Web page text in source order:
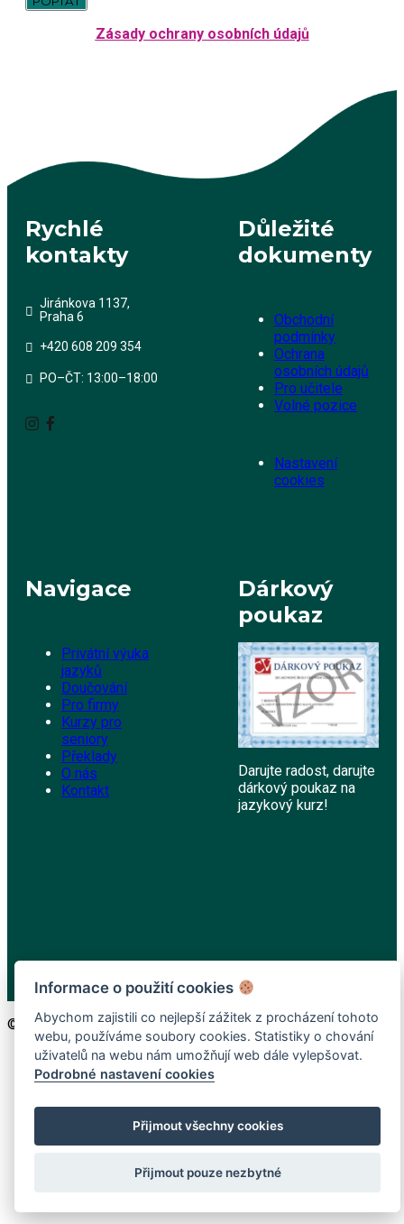
Zásady ochrany osobních údajů
Rychlé
kontakty
Jiránkova 1137,
Praha 6
+420 608 209 354
PO–ČT: 13:00–18:00
Důležité
dokumenty
Obchodní
podmínky
Ochrana
osobních údajů
Pro učitele
Volné pozice
Nastavení
cookies
Navigace
Privátní výuka
jazyků
Doučování
Pro firmy
Kurzy pro
seniory
Překlady
O nás
Kontakt
Dárkový
poukaz
Darujte radost, darujte
dárkový poukaz na
jazykový kurz!
© 2019-2026: Centrum vzdělávání - Všechna práva vyhrazena
Informace o použití cookies
Abychom zajistili co nejlepší zážitek z procházení tohoto
webu, používáme soubory cookies. Statistiky o chování
uživatelů na webu nám umožňují web dále vylepšovat.
Podrobné nastavení cookies
Přijmout všechny cookies
Přijmout pouze nezbytné